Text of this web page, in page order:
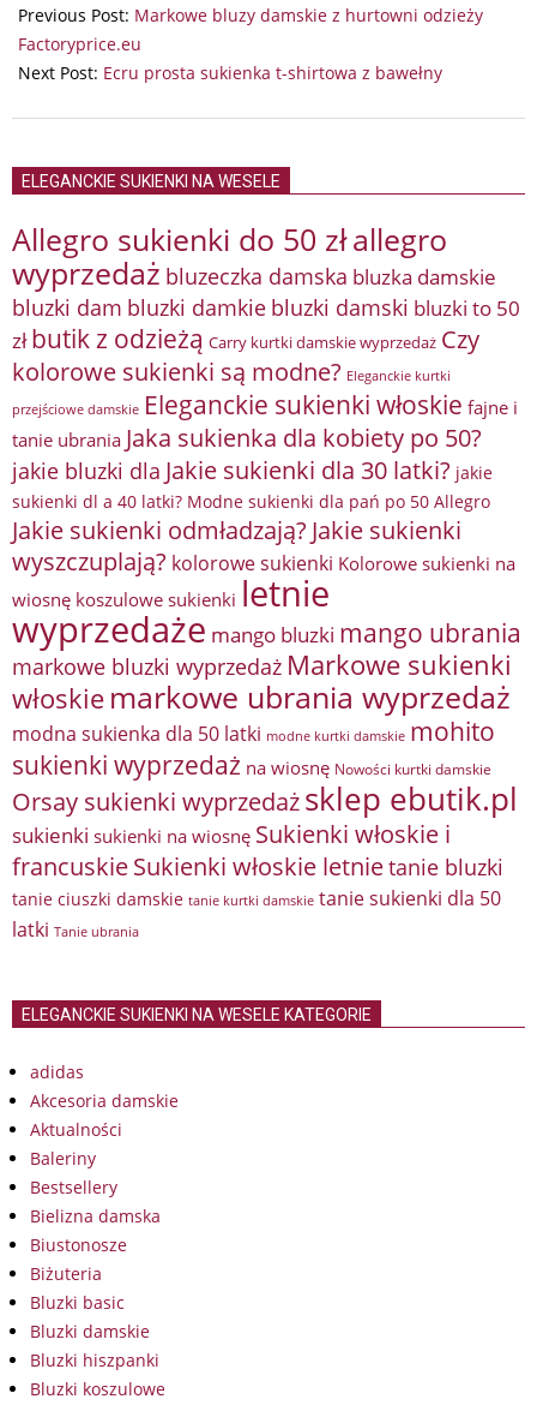
07-
09
Previous Post: Markowe bluzy damskie z hurtowni odzieży
Factoryprice.eu
Next Post: Ecru prosta sukienka t-shirtowa z bawełny
ELEGANCKIE SUKIENKI NA WESELE
Allegro sukienki do 50 złallegro
wyprzedaż bluzeczka damska bluzka damskie
bluzki dam bluzki damkie bluzki damski bluzki to 50
zł butik z odzieżą Carry kurtki damskie wyprzedaż Czy
kolorowe sukienki są modne? Eleganckie kurtki
przejściowe damskie Eleganckie sukienki włoskie fajne i
tanie ubrania Jaka sukienka dla kobiety po 50?
jakie bluzki dla Jakie sukienki dla 30 latki? jakie
sukienki dl a 40 latki? Modne sukienki dla pań po 50 Allegro
Jakie sukienki odmładzają? Jakie sukienki
wyszczuplają? kolorowe sukienki Kolorowe sukienki na
wiosnę koszulowe sukienki letnie
wyprzedaże mango bluzki mango ubrania
markowe bluzki wyprzedaż Markowe sukienki
włoskie markowe ubrania wyprzedaż
modna sukienka dla 50 latki modne kurtki damskie mohito
sukienki wyprzedaż na wiosnę Nowości kurtki damskie
Orsay sukienki wyprzedażsklep ebutik.pl
sukienki sukienki na wiosnę Sukienki włoskie i
francuskieSukienki włoskie letnietanie bluzki
tanie ciuszki damskie tanie kurtki damskie tanie sukienki dla 50
latki Tanie ubrania
ELEGANCKIE SUKIENKI NA WESELE KATEGORIE
adidas
Akcesoria damskie
Aktualności
Baleriny
Bestsellery
Bielizna damska
Biustonosze
Biżuteria
Bluzki basic
Bluzki damskie
Bluzki hiszpanki
Bluzki koszulowe